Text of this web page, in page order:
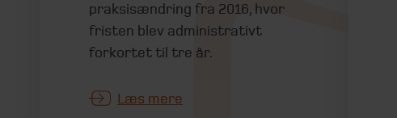
praksisændring fra 2016, hvor
fristen blev administrativt
forkortet til tre år.
Læs mere